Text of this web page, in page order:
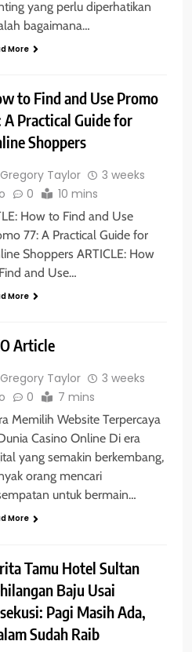
yang perlu diperhatikan
bagaimana…
More
to Find and Use Promo
A Practical Guide for
Shoppers
Gregory Taylor
3 weeks
0 10 mins
How to Find and Use
77: A Practical Guide for
Shoppers ARTICLE: How
and Use…
More
Article
Gregory Taylor
3 weeks
0 7 mins
Memilih Website Terpercaya
Casino Online Di era
yang semakin berkembang,
orang mencari
untuk bermain…
More
Tamu Hotel Sultan
Baju Usai
Pagi Masih Ada,
Sudah Raib